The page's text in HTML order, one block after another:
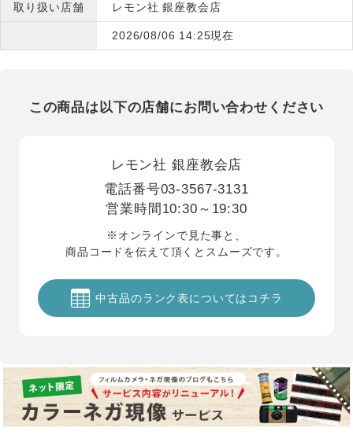
取り扱い店舗 レモン社 銀座教会店
2026/08/06 14:25現在
この商品は以下の店舗にお問い合わせください
レモン社 銀座教会店
電話番号03-3567-3131
営業時間 10:30～19:30
※オンラインで見た事と、
商品コードを伝えて頂くとスムーズです。
中古品のランク表についてはコチラ